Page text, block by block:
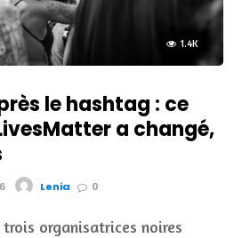
1.4K
le hashtag : ce
a changé,
Lenia 0
organisatrices noires